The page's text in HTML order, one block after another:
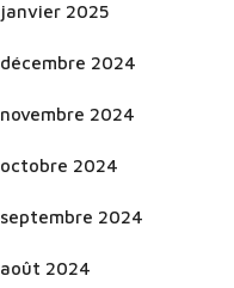
janvier 2025
décembre 2024
novembre 2024
octobre 2024
septembre 2024
août 2024